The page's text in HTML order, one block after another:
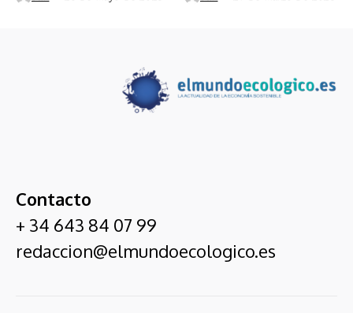
Contacto
+ 34 643 84 07 99
redaccion@elmundoecologico.es